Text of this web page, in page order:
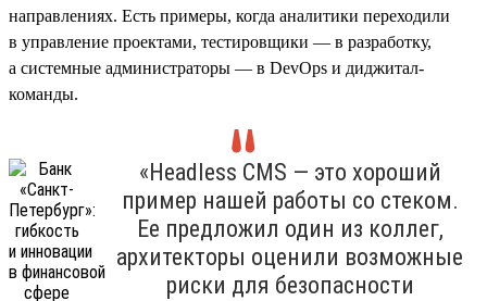
направлениях. Есть примеры, когда аналитики переходили
в управление проектами, тестировщики — в разработку,
а системные администраторы — в DevOps и диджитал-
команды.
«Headless CMS — это хороший
пример нашей работы со стеком.
Ее предложил один из коллег,
архитекторы оценили возможные
риски для безопасности